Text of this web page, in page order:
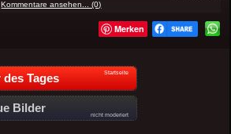
Kommentare ansehen... (0)
Merken
Tages Startseite
Bilder
nicht moderiert